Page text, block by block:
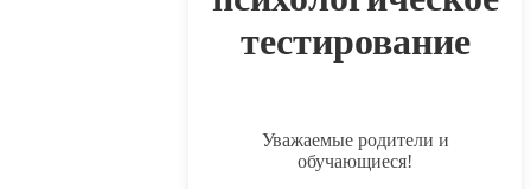
тестирование
Уважаемые родители и
обучающиеся!